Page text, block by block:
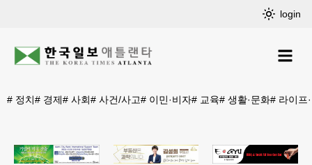
login
# 정치# 경제# 사회# 사건/사고# 이민·비자# 교육# 생활·문화# 라이프